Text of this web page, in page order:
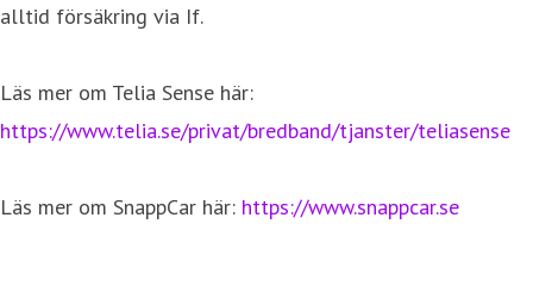
alltid försäkring via If.
Läs mer om Telia Sense här:
https://www.telia.se/privat/bredband/tjanster/teliasense
Läs mer om SnappCar här: https://www.snappcar.se